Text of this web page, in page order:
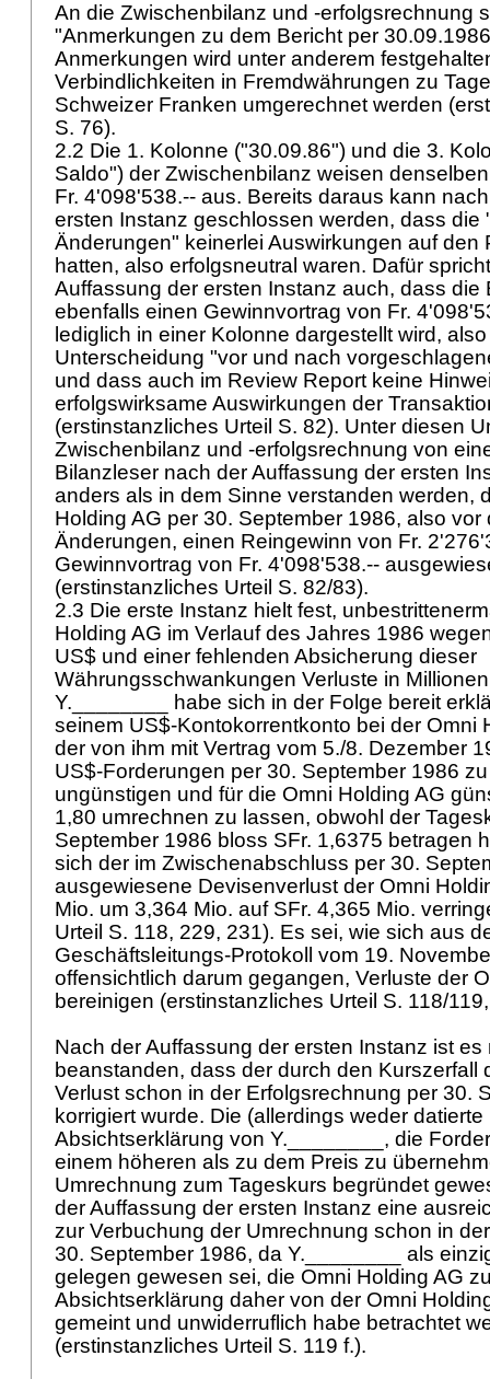
An die Zwischenbilanz und -erfolgsrechnung
"Anmerkungen zu dem Bericht per
Anmerkungen wird unter anderem
Verbindlichkeiten in Fremdwährungen zu
Schweizer Franken umgerechnet werden
S. 76).
2.2 Die 1. Kolonne ("30.09.86") und die 3.
Saldo") der Zwischenbilanz weisen
Fr. 4'098'538.-- aus. Bereits daraus kann
ersten Instanz geschlossen werden, dass die
Änderungen" keinerlei Auswirkungen auf den
hatten, also erfolgsneutral waren. Dafür
Auffassung der ersten Instanz auch, dass die
ebenfalls einen Gewinnvortrag von Fr.
lediglich in einer Kolonne dargestellt wird,
Unterscheidung "vor und nach
und dass auch im Review Report keine
erfolgswirksame Auswirkungen der
(erstinstanzliches Urteil S. 82). Unter diesen
Zwischenbilanz und -erfolgsrechnung von
Bilanzleser nach der Auffassung der ersten
anders als in dem Sinne verstanden werden,
Holding AG per 30. September 1986, also vor
Änderungen, einen Reingewinn von Fr.
Gewinnvortrag von Fr. 4'098'538.--
(erstinstanzliches Urteil S. 82/83).
2.3 Die erste Instanz hielt fest,
Holding AG im Verlauf des Jahres 1986
US$ und einer fehlenden Absicherung dieser
Währungsschwankungen Verluste in
Y.________ habe sich in der Folge bereit
seinem US$-Kontokorrentkonto bei der Omni
der von ihm mit Vertrag vom 5./8. Dezember
US$-Forderungen per 30. September 1986
ungünstigen und für die Omni Holding AG
1,80 umrechnen zu lassen, obwohl der
September 1986 bloss SFr. 1,6375 betragen
sich der im Zwischenabschluss per 30.
ausgewiesene Devisenverlust der Omni
Mio. um 3,364 Mio. auf SFr. 4,365 Mio.
Urteil S. 118, 229, 231). Es sei, wie sich aus
Geschäftsleitungs-Protokoll vom 19.
offensichtlich darum gegangen, Verluste der
bereinigen (erstinstanzliches Urteil S. 118/
Nach der Auffassung der ersten Instanz ist es
beanstanden, dass der durch den Kurszerfall
Verlust schon in der Erfolgsrechnung per 30.
korrigiert wurde. Die (allerdings weder
Absichtserklärung von Y.________, die
einem höheren als zu dem Preis zu
Umrechnung zum Tageskurs begründet
der Auffassung der ersten Instanz eine
zur Verbuchung der Umrechnung schon in
30. September 1986, da Y.________ als
gelegen gewesen sei, die Omni Holding AG
Absichtserklärung daher von der Omni
gemeint und unwiderruflich habe betrachtet
(erstinstanzliches Urteil S. 119 f.).